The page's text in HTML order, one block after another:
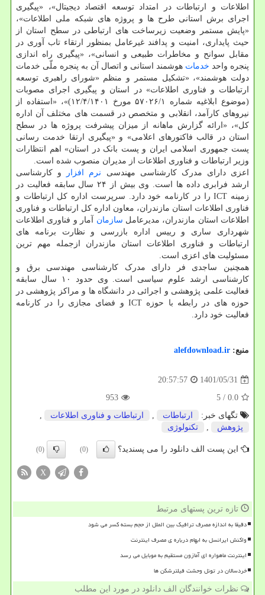
اطلاعات و ارتباطات در امتداد توسعه اقتصاد دیجیتال»، «پیگیری
اجرای برش استانی طرح ها و پروژه های شبکه ملی اطلاعات»،
«پایش مستمر وضعیت زیرساخت های ارتباطی در سطح استان از
حیث پایداری، امنیت و پدافند غیرعامل بمنظور ارتقاء تاب آوری در
مقابل سوانح و مخاطرات طبیعی و انسانی»، «پیگیری راه اندازی
پنجره واحد خدمات هوشمند استانی و اتصال آن به پنجره ملّی خدمات
دولت هوشمند»، «تشکیل مستمر و منظم «شورای راهبری توسعه
ارتباطات و فناوری اطلاعات» در استان و پیگیری اجرای مصوبات
(موضوع ابلاغیه شماره ۵۷۰۲۶/۱ مورخ ۱۲/۴/۱۴۰۱)»، «استفاده از
نیروهای کارآمد، انقلابی و متخصص در قسمت های مختلف آن اداره
کل»، «ارائه گزارش ماهانه از میزان پیشرفت پروژه ها در سطح
استان در قالب فاکتورهای اعلامی» و «پیگیری ارتقا خدمت رسانی
پست جمهوری اسلامی ایران و پست بانک در استان» اهم انتظارات
وزیر ارتباطات و فناوری اطلاعات از مدیران منصوب شده است.
اعزی دارای مدرک کارشناسی مهندسی نرم افزار
و کارشناسی
ارشد فرابری داده ها است. وی بیش از ۲۴ سال سابقه فعالیت در
زمینه ICT را در کارنامه خود دارد. سرپرست اداره کل ارتباطات و
فناوری اطلاعات استان مازندران، معاون اداره کل ارتباطات و فناوری
اطلاعات استان مازندران، مدیرعامل سازمان آمار و فناوری اطلاعات
شهرداری ساری و رییس اداره بازرسی و نظارت برنامه های
ارتباطات و فناوری اطلاعات استان مازندران ازجمله مهم ترین
مسئولیت های اعزی است.
همچنین ساجدی فر دارای مدرک کارشناسی مهندسی برق و
کارشناسی ارشد علوم سیاسی است. وی حدود ۱۰ سال سابقه
فعالیت علمی پژوهشی و اجرائی در دانشگاه ها و مراکز پژوهشی در
حوزه های در رابطه با حوزه ICT و فضای مجازی را در کارنامه
فعالیت خود دارد.
منبع: alefdownload.ir
1401/05/31
20:57:57
0.0
/ 5
953
تگهای خبر:
ارتباطات , ارتباطات و فناوری اطلاعات
,
پژوهش
, تكنولوژی
این پست الف دانلود را می پسندید؟ (0)
(0)
X
تازه ترین پستهای مرتبط
دقیقا به اندازه مصرف ترافیک بین الملل از حجم بسته کسر می شود
واکنش ایرانسل به ابهام درباره ی مصرف اینترنت
اینترنت ماهواره ای آمازون مستقیم به موبایل می رسد
خردسالان در تونل وحشت فیلترشکن ها
نظرات خوانندگان الف دانلود در مورد این مطلب